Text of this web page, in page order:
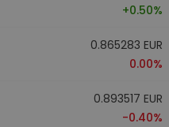
+0.50%
0.865283 EUR
0.00%
0.893517 EUR
-0.40%